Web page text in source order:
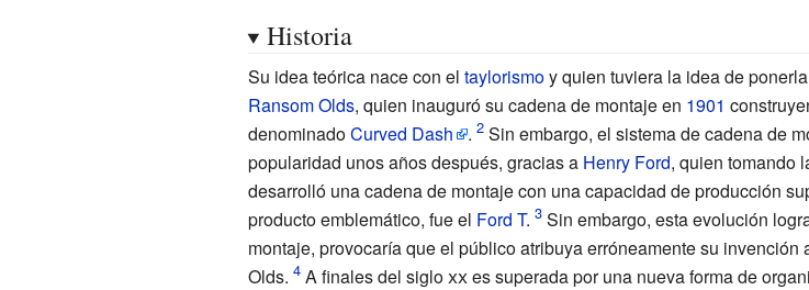
Historia
Su idea teórica nace con el taylorismoy quien tuviera la idea de
Ransom Olds, quien inauguró su cadena de montaje en 1901
denominadoCurved Dash . Sin embargo, el sistema de cadena de
popularidad unos años después, gracias a Henry Ford, quien tomando
desarrolló una cadena de montaje con una capacidad de producción
producto emblemático, fue el Ford T. Sin embargo, esta evolución
montaje, provocaría que el público atribuya erróneamente su invención
Olds. A finales del sigloxx es superada por una nueva forma de